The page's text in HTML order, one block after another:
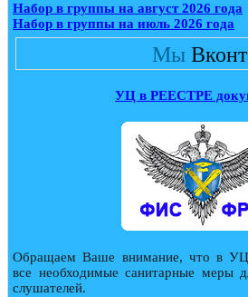
Набор в группы на август 2026 года
Набор в группы на июль 2026 года
Мы
УЦ в РЕЕСТРЕ
Обращаем Ваше внимание, что в
все необходимые санитарные меры
слушателей.